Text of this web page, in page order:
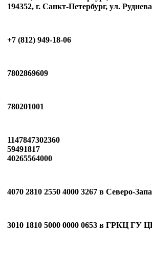
194352, г. Санкт-Петербург, ул.
+7 (812) 949-18-06
7802869609
780201001
1147847302360
59491817
40265564000
4070 2810 2550 4000 3267 в Северо-
3010 1810 5000 0000 0653 в ГРКЦ ГУ